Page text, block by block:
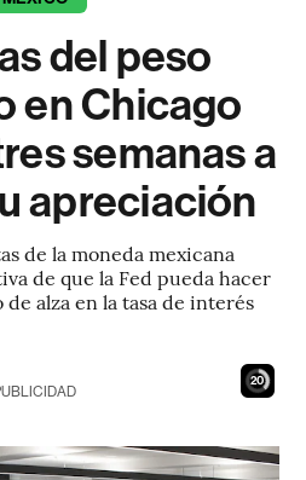
del peso
en Chicago
semanas a
apreciación
de la moneda mexicana
de que la Fed pueda hacer
alza en la tasa de interés
19